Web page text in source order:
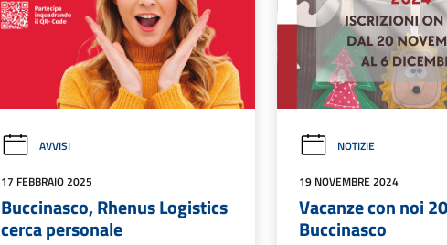
AVVISI
17 FEBBRAIO 2025
Buccinasco, Rhenus Logistics
cerca personale
NOTIZIE
19 NOVEMBRE 2024
Vacanze con noi
Buccinasco